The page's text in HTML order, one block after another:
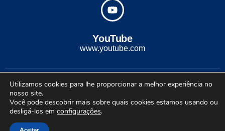
YouTube
www.youtube.com
Conexão Soluções Corporativas
Utilizamos cookies para lhe proporcionar a melhor experiência no
nosso site.
Você pode descobrir mais sobre quais cookies estamos usando ou
desligá-los em configurações.